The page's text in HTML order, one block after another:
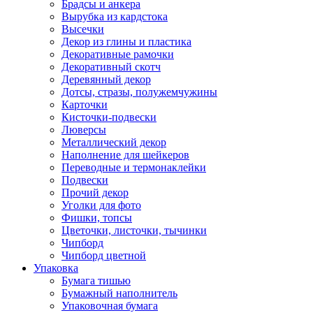
Брадсы и анкера
Вырубка из кардстока
Высечки
Декор из глины и пластика
Декоративные рамочки
Декоративный скотч
Деревянный декор
Дотсы, стразы, полужемчужины
Карточки
Кисточки-подвески
Люверсы
Металлический декор
Наполнение для шейкеров
Переводные и термонаклейки
Подвески
Прочий декор
Уголки для фото
Фишки, топсы
Цветочки, листочки, тычинки
Чипборд
Чипборд цветной
Упаковка
Бумага тишью
Бумажный наполнитель
Упаковочная бумага